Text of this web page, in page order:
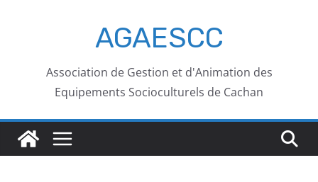
AGAESCC
Association de Gestion et d'Animation des
Equipements Socioculturels de Cachan